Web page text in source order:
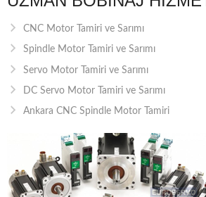
CNC Motor Tamiri ve Sarımı
Spindle Motor Tamiri ve Sarımı
Servo Motor Tamiri ve Sarımı
DC Servo Motor Tamiri ve Sarımı
Ankara CNC Spindle Motor Tamiri